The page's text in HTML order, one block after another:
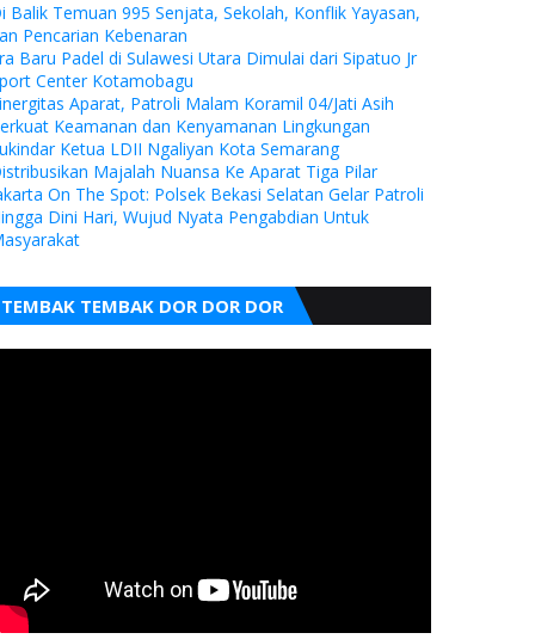
Balik Temuan 995 Senjata, Sekolah, Konflik Yayasan,
Pencarian Kebenaran
Baru Padel di Sulawesi Utara Dimulai dari Sipatuo Jr
Center Kotamobagu
Aparat, Patroli Malam Koramil 04/Jati Asih
Keamanan dan Kenyamanan Lingkungan
Ketua LDII Ngaliyan Kota Semarang
Majalah Nuansa Ke Aparat Tiga Pilar
On The Spot: Polsek Bekasi Selatan Gelar Patroli
Dini Hari, Wujud Nyata Pengabdian Untuk
TEMBAK TEMBAK DOR DOR DOR